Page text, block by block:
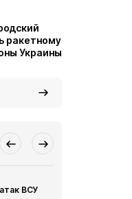
ракетному
Украины
ВСУ